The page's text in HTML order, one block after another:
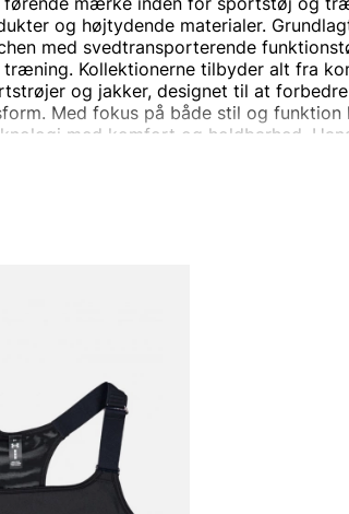
og højtydende materialer.
med svedtransporterende
Kollektionerne tilbyder alt fra
og jakker, designet til at
Med fokus på både stil og funktion
med komfort og holdbarhed.
løbebanen eller konkurrerer på højt